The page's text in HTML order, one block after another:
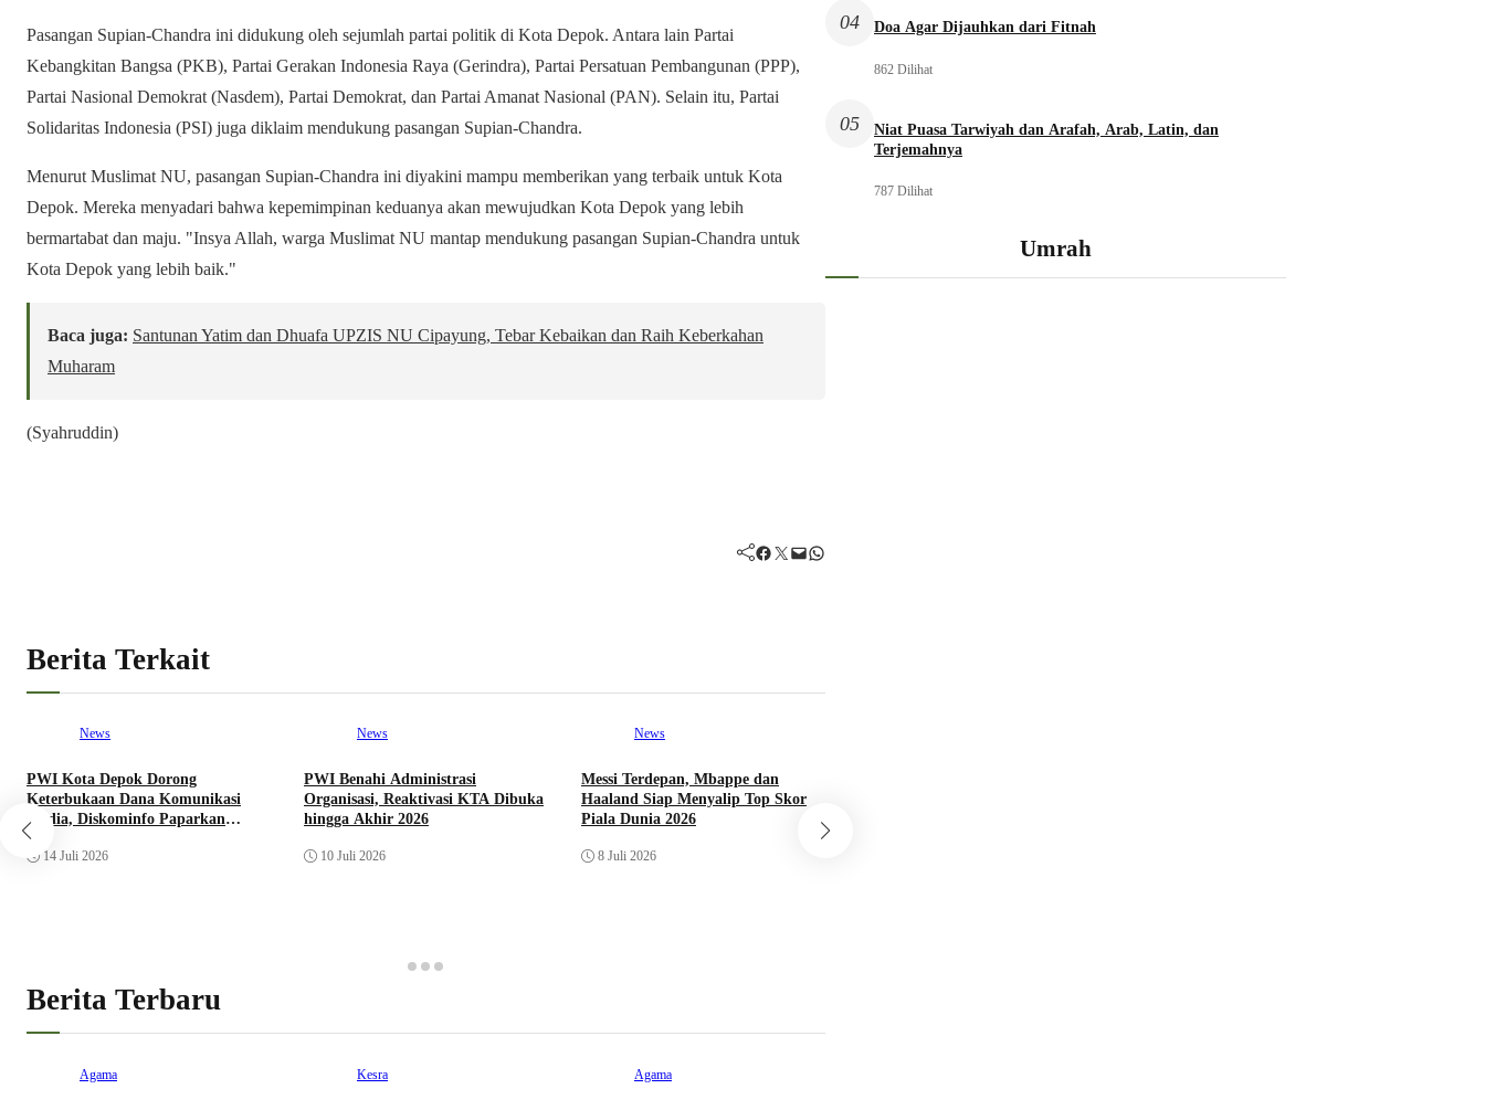
Pasangan Supian-Chandra ini didukung oleh sejumlah partai politik di Kota Depok. Antara lain Partai
Kebangkitan Bangsa (PKB), Partai Gerakan Indonesia Raya (Gerindra), Partai Persatuan Pembangunan (PPP),
Partai Nasional Demokrat (Nasdem), Partai Demokrat, dan Partai Amanat Nasional (PAN). Selain itu, Partai
Solidaritas Indonesia (PSI) juga diklaim mendukung pasangan Supian-Chandra.
Menurut Muslimat NU, pasangan Supian-Chandra ini diyakini mampu memberikan yang terbaik untuk Kota
Depok. Mereka menyadari bahwa kepemimpinan keduanya akan mewujudkan Kota Depok yang lebih
bermartabat dan maju. "Insya Allah, warga Muslimat NU mantap mendukung pasangan Supian-Chandra untuk
Kota Depok yang lebih baik."
Baca juga: Santunan Yatim dan Dhuafa UPZIS NU Cipayung, Tebar Kebaikan dan Raih Keberkahan
Muharam
(Syahruddin)
Facebook Twitter Mail WhatsApp
Berita Terkait
News
PWI Kota Depok Dorong
Keterbukaan Dana Komunikasi
Media, Diskominfo Paparkan
Realisasi Anggaran
14 Juli 2026
News
PWI Benahi Administrasi
Organisasi, Reaktivasi KTA Dibuka
hingga Akhir 2026
10 Juli 2026
News
Messi Terdepan, Mbappe dan
Haaland Siap Menyalip Top Skor
Piala Dunia 2026
8 Juli 2026
Berita Terbaru
Agama Kesra Agama
04 Doa Agar Dijauhkan dari Fitnah
862 Dilihat
05
Niat Puasa Tarwiyah dan Arafah, Arab, Latin, dan
Terjemahnya
787 Dilihat
Umrah